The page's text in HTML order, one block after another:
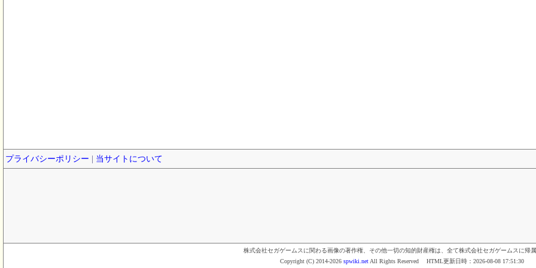
プライバシーポリシー 当サイトについて
株式会社セガゲームスに関わる画像の著作権、その他一切の知的財産権は、全て株式会社セガゲームスに帰属
Copyright (C) 2014-2026 spwiki.net All Rights Reserved HTML更新日時： 2026-08-08 17:51:30